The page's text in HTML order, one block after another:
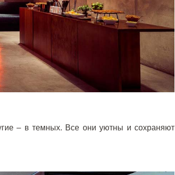
– в темных. Все они уютны и сохраняют